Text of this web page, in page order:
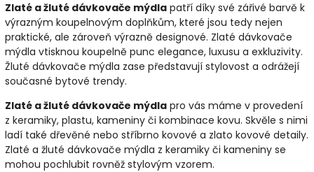
Zlaté a žluté dávkovače mýdla patří díky své zářivé barvě k
výrazným koupelnovým doplňkům, které jsou tedy nejen
praktické, ale zároveň výrazně designové. Zlaté dávkovače
mýdla vtisknou koupelně punc elegance, luxusu a exkluzivity.
Žluté dávkovače mýdla zase představují stylovost a odrážejí
současné bytové trendy.
Zlaté a žluté dávkovače mýdla pro vás máme v provedení
z keramiky, plastu, kameniny či kombinace kovu. Skvěle s nimi
ladí také dřevěné nebo stříbrno kovové a zlato kovové detaily.
Zlaté a žluté dávkovače mýdla z keramiky či kameniny se
mohou pochlubit rovněž stylovým vzorem.